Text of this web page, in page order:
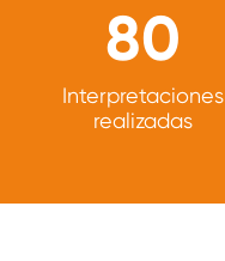
80
Interpretaciones
realizadas